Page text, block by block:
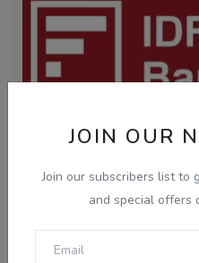
JOIN OUR
Join our subscribers list to
and special offers
Aug 7, 2026
ਚੰਡੀਗੜ੍ਹ ਸਮਾਰਟ ਸਿਟੀ
ਸੀਬੀਆਈ ਜਾਂਚ ਵਿੱਚ...